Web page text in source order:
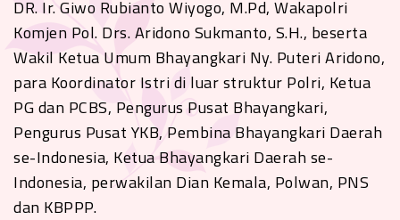
DR. Ir. Giwo Rubianto Wiyogo, M.Pd, Wakapolri
Komjen Pol. Drs. Aridono Sukmanto, S.H., beserta
Wakil Ketua Umum Bhayangkari Ny. Puteri Aridono,
para Koordinator Istri di luar struktur Polri, Ketua
PG dan PCBS, Pengurus Pusat Bhayangkari,
Pengurus Pusat YKB, Pembina Bhayangkari Daerah
se-Indonesia, Ketua Bhayangkari Daerah se-
Indonesia, perwakilan Dian Kemala, Polwan, PNS
dan KBPPP.